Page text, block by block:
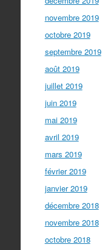
novembre 2019
octobre 2019
septembre 2019
août 2019
juillet 2019
juin 2019
mai 2019
avril 2019
mars 2019
février 2019
janvier 2019
décembre 2018
novembre 2018
octobre 2018